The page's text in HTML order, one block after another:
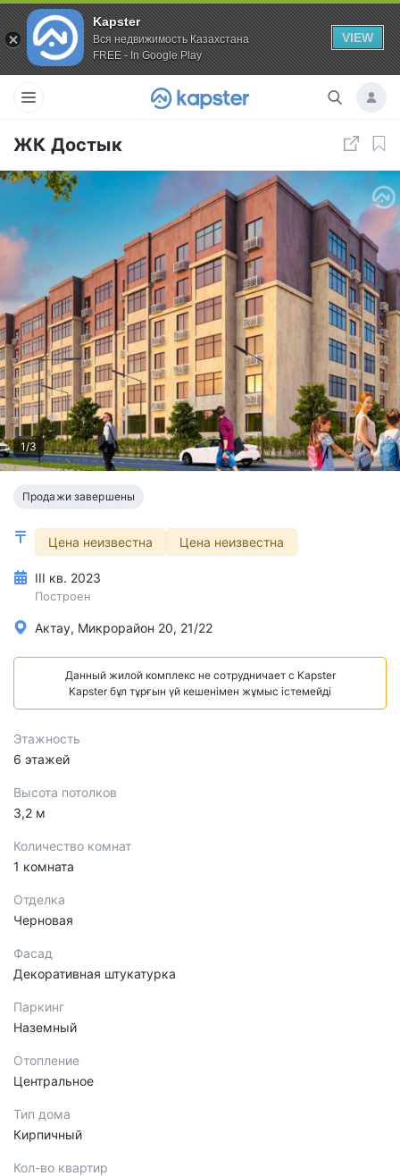
Kapster
Вся недвижимость Казахстана
FREE - In Google Play
VIEW
ЖК Достык
1/3
Продажи завершены
Цена неизвестна Цена неизвестна
III кв. 2023
Построен
Актау, Микрорайон 20, 21/22
Данный жилой комплекс не сотрудничает с Kapster
Kapster бұл тұрғын үй кешенімен жұмыс істемейді
Этажность
6 этажей
Высота потолков
3,2 м
Количество комнат
1 комната
Отделка
Черновая
Фасад
Декоративная штукатурка
Паркинг
Наземный
Отопление
Центральное
Тип дома
Кирпичный
Кол-во квартир